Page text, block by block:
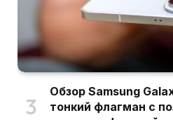
Обзор Samsung
тонкий флагман с